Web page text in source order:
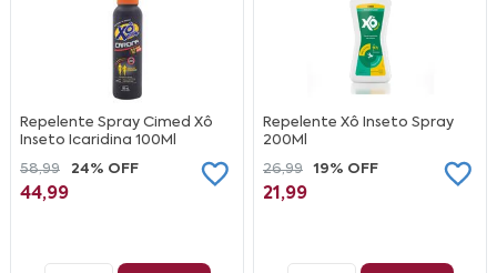
Repelente Spray Cimed Xô
Inseto Icaridina 100Ml
58,99
24% OFF
44,99
Repelente Xô Inseto Spray
200Ml
26,99
19% OFF
21,99